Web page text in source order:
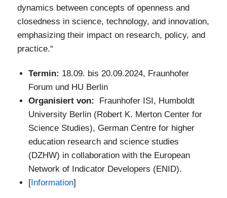
dynamics between concepts of openness and
closedness in science, technology, and innovation,
emphasizing their impact on research, policy, and
practice.“
Termin: 18.09. bis 20.09.2024, Fraunhofer
Forum und HU Berlin
Organisiert von:
Fraunhofer ISI, Humboldt
University Berlin (Robert K. Merton Center for
Science Studies), German Centre for higher
education research and science studies
(DZHW) in collaboration with the European
Network of Indicator Developers (ENID).
[Information]